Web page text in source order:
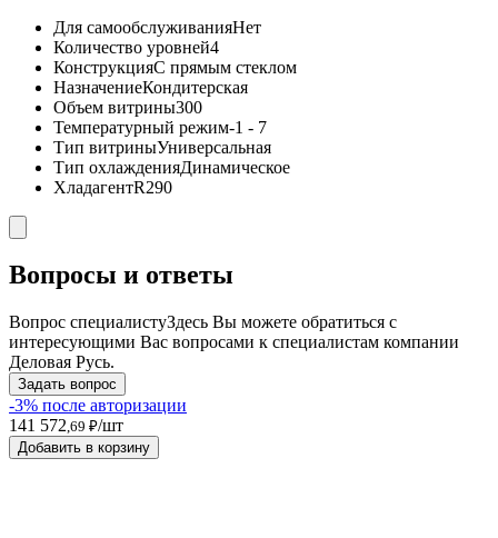
Для самообслуживанияНет
Количество уровней4
КонструкцияС прямым стеклом
НазначениеКондитерская
Объем витрины300
Температурный режим-1 - 7
Тип витриныУниверсальная
Тип охлажденияДинамическое
ХладагентR290
Вопросы и ответы
Вопрос специалистуЗдесь Вы можете обратиться с
интересующими Вас вопросами к специалистам компании
Деловая Русь.
Задать вопрос
-3% после авторизации
141 572,69 ₽/шт
Добавить в корзину